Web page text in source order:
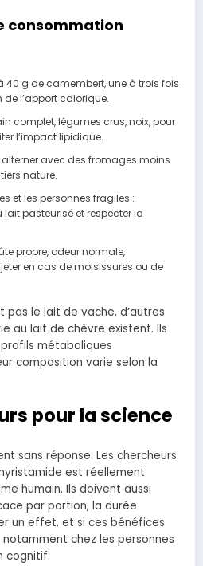
consommation
40 g de camembert, une à trois fois
l’apport calorique.
complet, légumes crus, noix, pour
l’impact lipidique.
alterner avec des fromages moins
nature.
et les personnes fragiles :
lait pasteurisé et respecter la
propre, odeur normale,
en cas de moisissures ou de
pas le lait de vache, d’autres
au lait de chèvre existent. Ils
métaboliques
composition varie selon la
pour la science
sans réponse. Les chercheurs
est réellement
humain. Ils doivent aussi
par portion, la durée
un effet, et si ces bénéfices
chez les personnes
cognitif.